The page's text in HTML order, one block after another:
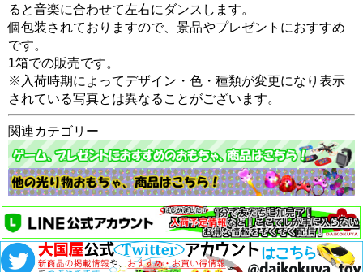
ると音楽に合わせて左右にダンスします。
個包装されておりますので、景品やプレゼントにおすすめ
です。
1箱での販売です。
※入荷時期によってデザイン・色・種類が変更になり表示
されている写真とは異なることがございます。
関連カテゴリー